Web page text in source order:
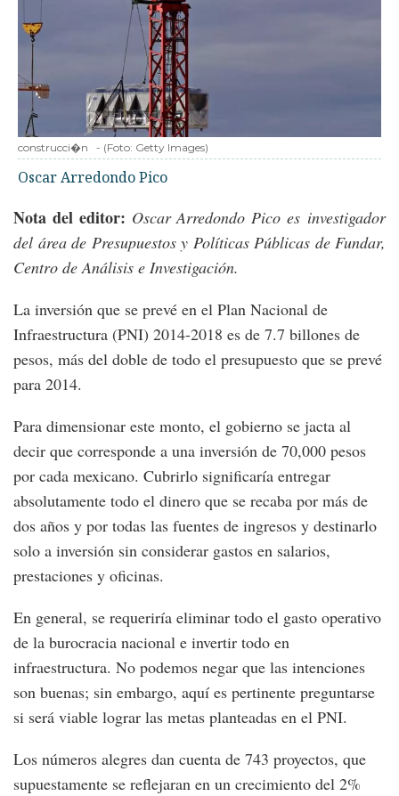
construcci�n - (Foto: Getty Images)
Oscar Arredondo Pico
Nota del editor: Oscar Arredondo Pico es investigador
del área de Presupuestos y Políticas Públicas de Fundar,
Centro de Análisis e Investigación.
La inversión que se prevé en el Plan Nacional de
Infraestructura (PNI) 2014-2018 es de 7.7 billones de
pesos, más del doble de todo el presupuesto que se prevé
para 2014.
Para dimensionar este monto, el gobierno se jacta al
decir que corresponde a una inversión de 70,000 pesos
por cada mexicano. Cubrirlo significaría entregar
absolutamente todo el dinero que se recaba por más de
dos años y por todas las fuentes de ingresos y destinarlo
solo a inversión sin considerar gastos en salarios,
prestaciones y oficinas.
En general, se requeriría eliminar todo el gasto operativo
de la burocracia nacional e invertir todo en
infraestructura. No podemos negar que las intenciones
son buenas; sin embargo, aquí es pertinente preguntarse
si será viable lograr las metas planteadas en el PNI.
Los números alegres dan cuenta de 743 proyectos, que
supuestamente se reflejaran en un crecimiento del 2%